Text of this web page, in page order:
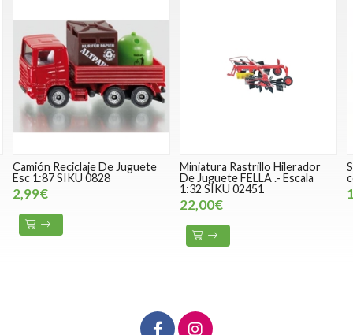
Camión Reciclaje De Juguete
Esc 1:87 SIKU 0828
2,99€
Miniatura Rastrillo Hilerador
De Juguete FELLA .- Escala
1:32 SIKU 02451
22,00€